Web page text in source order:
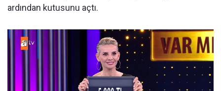
ardından kutusunu açtı.